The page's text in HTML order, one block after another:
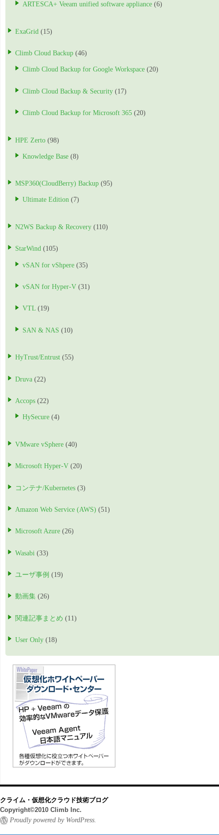
ARTESCA+ Veeam unified software appliance (6)
ExaGrid (15)
Climb Cloud Backup (46)
Climb Cloud Backup for Google Workspace (20)
Climb Cloud Backup & Security (17)
Climb Cloud Backup for Microsoft 365 (20)
HPE Zerto (98)
Knowledge Base (8)
MSP360(CloudBerry) Backup (95)
Ultimate Edition (7)
N2WS Backup & Recovery (110)
StarWind (105)
vSAN for vShpere (35)
vSAN for Hyper-V (31)
VTL (19)
SAN & NAS (10)
HyTrust/Entrust (55)
Druva (22)
Accops (22)
HySecure (4)
VMware vSphere (40)
Microsoft Hyper-V (20)
コンテナ/Kubernetes (3)
Amazon Web Service (AWS) (51)
Microsoft Azure (26)
Wasabi (33)
ユーザ事例 (19)
動画集 (26)
関連記事まとめ (11)
User Only (18)
クライム・仮想化クラウド技術ブログ
Copyright©2010 Climb Inc.
Proudly powered by WordPress.